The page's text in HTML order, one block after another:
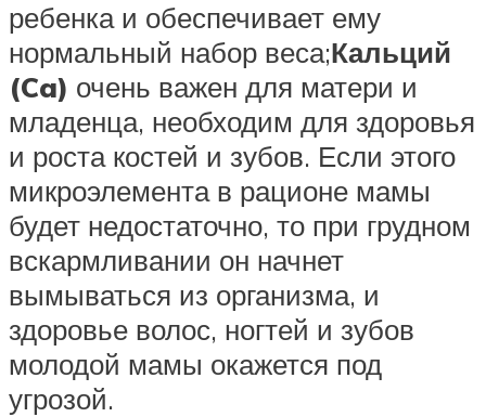
ребенка и обеспечивает ему
нормальный набор веса;Кальций
(Ca) очень важен для матери и
младенца, необходим для здоровья
и роста костей и зубов. Если этого
микроэлемента в рационе мамы
будет недостаточно, то при грудном
вскармливании он начнет
вымываться из организма, и
здоровье волос, ногтей и зубов
молодой мамы окажется под
угрозой.